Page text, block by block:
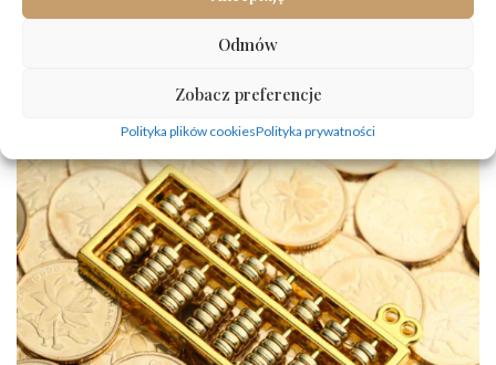
Odmów
Zobacz preferencje
Polityka plików cookiesPolityka prywatności